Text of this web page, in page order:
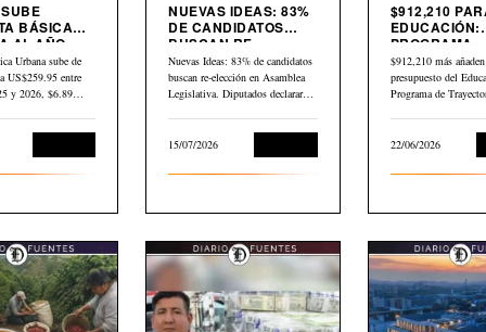
BÁSICA
AL AÑO.
GLOBAL
DESDE
Urbana sube de
US$259.95 entre
y 2026, $6.89…
NUEVAS IDEAS: 83%
DE CANDIDATOS
BUSCAN RE-
ELECCIÓN EN
ASAMBLEA
LEGISLATIVA
Nuevas Ideas: 83% de candidatos
buscan re-elección en Asamblea
Legislativa. Diputados declararon
15/07/2026
$912,210
EDUCACIÓN:
PROGRAMA
EDUCATIVAS
COMPLEJAS
$912,210 más
presupuesto del
Programa de
22/06/2026